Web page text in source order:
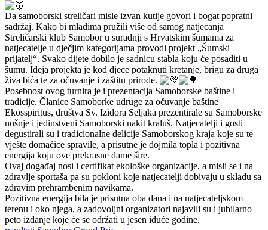
Da samoborski streličari misle izvan kutije govori i bogat popratni
sadržaj. Kako bi mladima pružili više od samog natjecanja
Streličarski klub Samobor u suradnji s Hrvatskim šumama za
natjecatelje u dječjim kategorijama provodi projekt „Šumski
prijatelj“. Svako dijete dobilo je sadnicu stabla koju će posaditi u
šumu. Ideja projekta je kod djece potaknuti kretanje, brigu za druga
živa bića te za očuvanje i zaštitu prirode.
Posebnost ovog turnira je i prezentacija Samoborske baštine i
tradicije. Članice Samoborke udruge za očuvanje baštine
Ekosspiritus, društva Sv. Izidora Seljaka prezentirale su Samoborske
nošnje i jedinstveni Samoborski nakit kraluš. Natjecatelji i gosti
degustirali su i tradicionalne delicije Samoborskog kraja koje su te
vješte domaćice spravile, a prisutne je dojmila topla i pozitivna
energija koju ove prekrasne dame šire.
Ovaj događaj nosi i certifikat ekološke organizacije, a misli se i na
zdravlje sportaša pa su pokloni koje natjecatelji dobivaju u skladu sa
zdravim prehrambenim navikama.
Pozitivna energija bila je prisutna oba dana i na natjecateljskom
terenu i oko njega, a zadovoljni organizatori najavili su i jubilarno
peto izdanje koje će se održati u jesen iduće godine.